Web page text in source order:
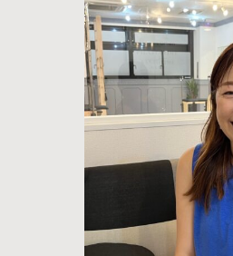
く！日焼け後の
せてくれるレス
とは